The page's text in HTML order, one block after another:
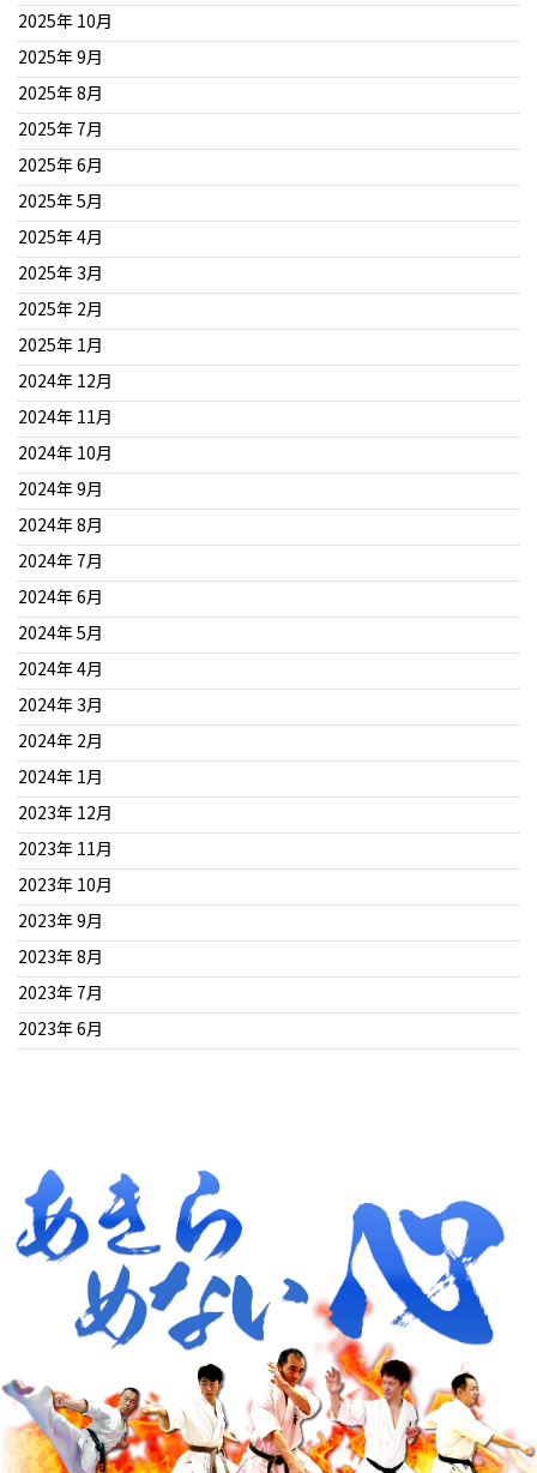
2025年 10月
2025年 9月
2025年 8月
2025年 7月
2025年 6月
2025年 5月
2025年 4月
2025年 3月
2025年 2月
2025年 1月
2024年 12月
2024年 11月
2024年 10月
2024年 9月
2024年 8月
2024年 7月
2024年 6月
2024年 5月
2024年 4月
2024年 3月
2024年 2月
2024年 1月
2023年 12月
2023年 11月
2023年 10月
2023年 9月
2023年 8月
2023年 7月
2023年 6月